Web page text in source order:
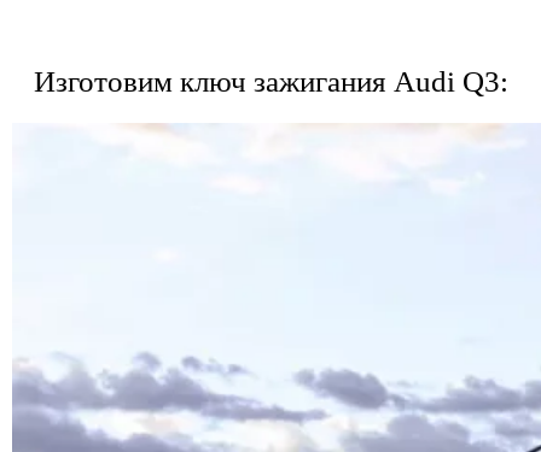
Изготовим ключ зажигания Audi Q3: